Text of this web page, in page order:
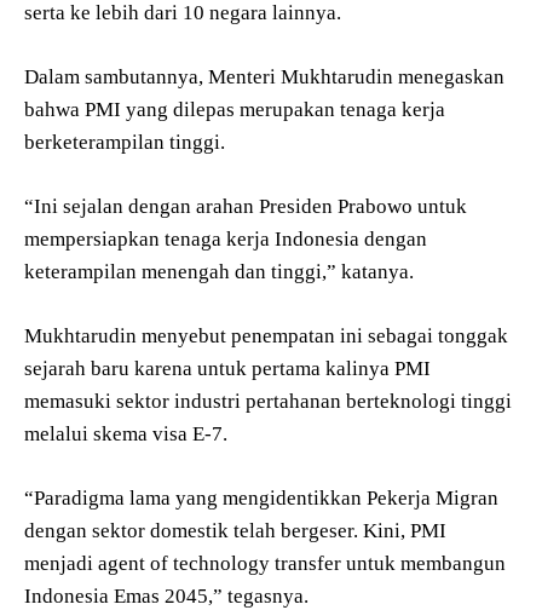
serta ke lebih dari 10 negara lainnya.
Dalam sambutannya, Menteri Mukhtarudin menegaskan
bahwa PMI yang dilepas merupakan tenaga kerja
berketerampilan tinggi.
“Ini sejalan dengan arahan Presiden Prabowo untuk
mempersiapkan tenaga kerja Indonesia dengan
keterampilan menengah dan tinggi,” katanya.
Mukhtarudin menyebut penempatan ini sebagai tonggak
sejarah baru karena untuk pertama kalinya PMI
memasuki sektor industri pertahanan berteknologi tinggi
melalui skema visa E-7.
“Paradigma lama yang mengidentikkan Pekerja Migran
dengan sektor domestik telah bergeser. Kini, PMI
menjadi agent of technology transfer untuk membangun
Indonesia Emas 2045,” tegasnya.